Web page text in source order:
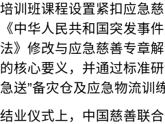
培训班课程设置紧扣应急
《中华人民共和国突发事
法》修改与应急慈善专章
的核心要义，并通过标准
急送”备灾仓及应急物流训
结业仪式上，中国慈善联